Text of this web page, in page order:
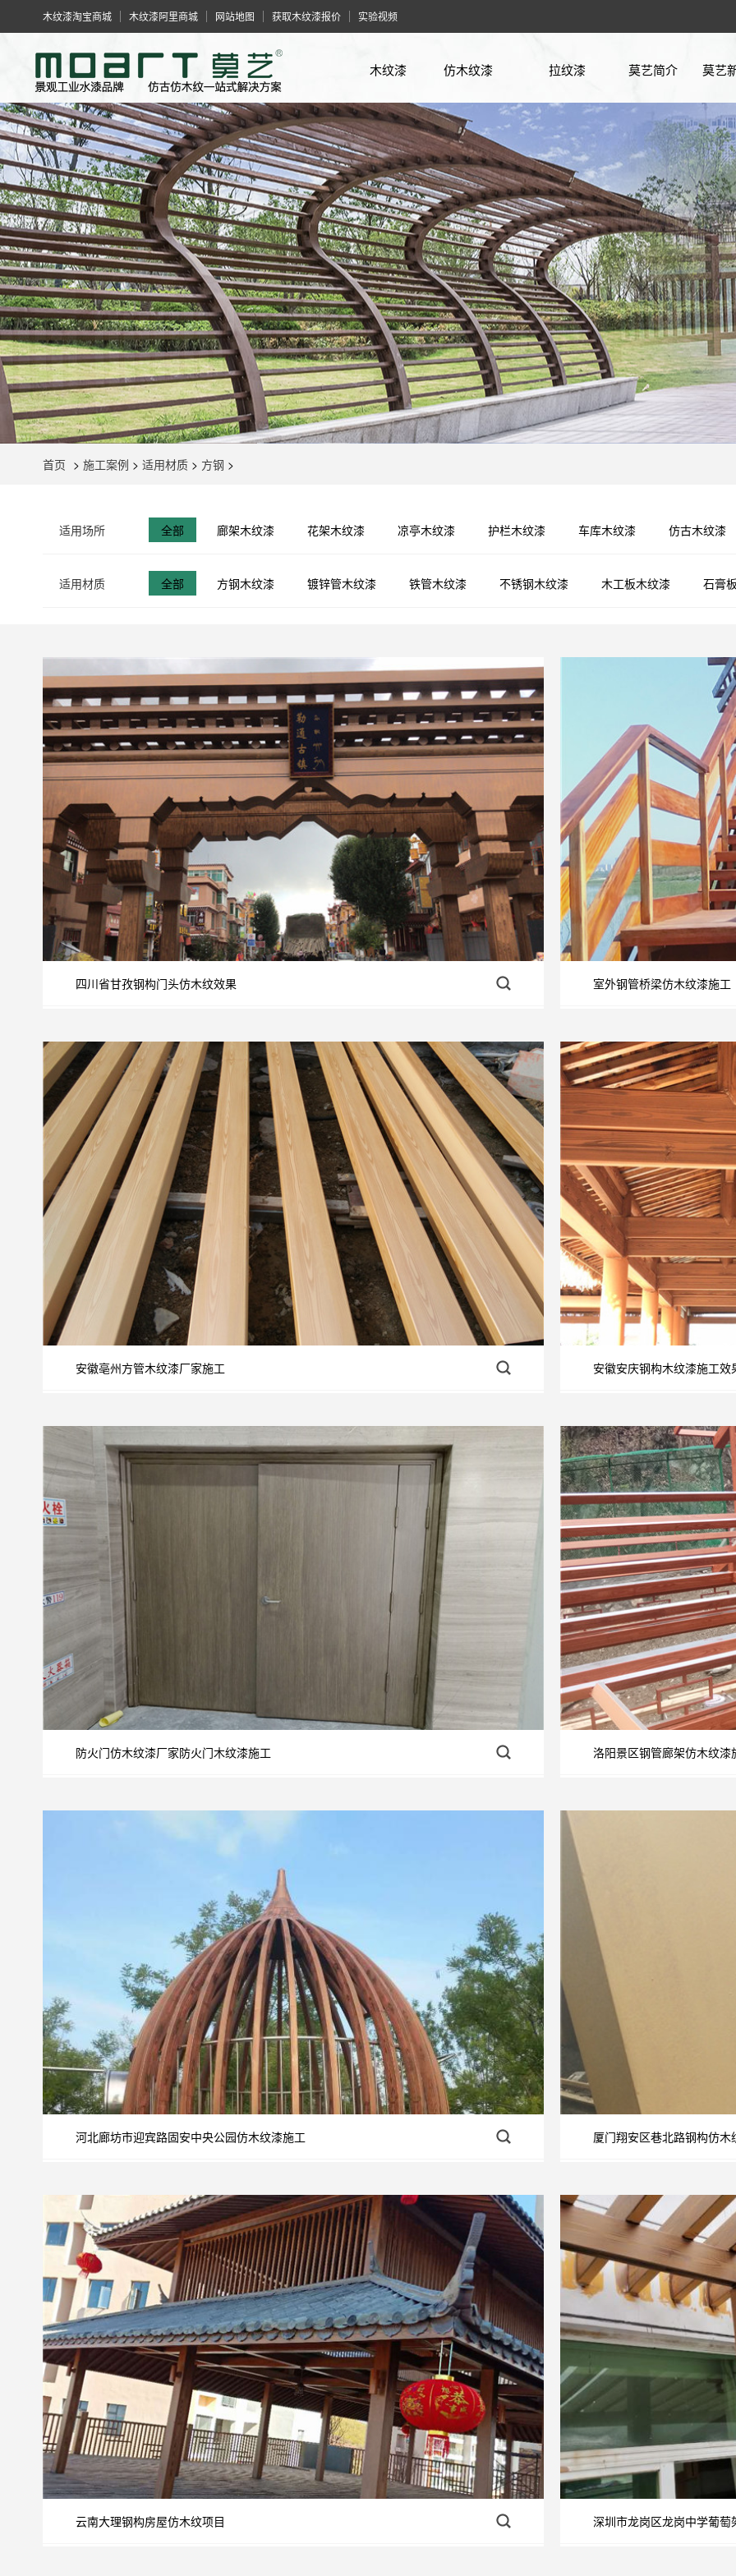
木纹漆淘宝商城 木纹漆阿里商城 网站地图 获取木纹漆报价 实验视频
木纹漆 仿木纹漆
廊架木纹漆
花架木纹漆
凉亭木纹漆
护栏木纹漆
车库木纹漆
仿古木纹漆
阳光房木纹漆
指示牌木纹漆
拉纹漆
方钢木纹漆
镀锌管木纹漆
铁管木纹漆
不锈钢木纹漆
木工板木纹漆
石膏板木纹漆
PVC板木纹漆
混凝土木纹漆
莫艺简介 莫艺
企业
行业
常见
实验
首页 > 施工案例 > 适用材质 > 方钢 >
适用场所 全部 廊架木纹漆 花架木纹漆 凉亭木纹漆 护栏木纹漆 车库木纹漆 仿古木纹漆
适用材质 全部 方钢木纹漆 镀锌管木纹漆 铁管木纹漆 不锈钢木纹漆 木工板木纹漆 石膏
四川省甘孜钢构门头仿木纹效果 室外钢管桥梁仿木纹漆施工
安徽亳州方管木纹漆厂家施工 安徽安庆钢构木纹漆施工效
防火门仿木纹漆厂家防火门木纹漆施工 洛阳景区钢管廊架仿木纹漆
河北廊坊市迎宾路固安中央公园仿木纹漆施工 厦门翔安区巷北路钢构仿木
云南大理钢构房屋仿木纹项目 深圳市龙岗区龙岗中学葡萄